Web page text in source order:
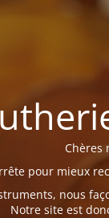
Chères
pour mieux
nous
Notre site est